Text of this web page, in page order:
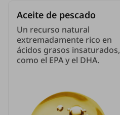
Aceite de pescado
Un recurso natural
extremadamente rico en
ácidos grasos insaturados,
como el EPA y el DHA.